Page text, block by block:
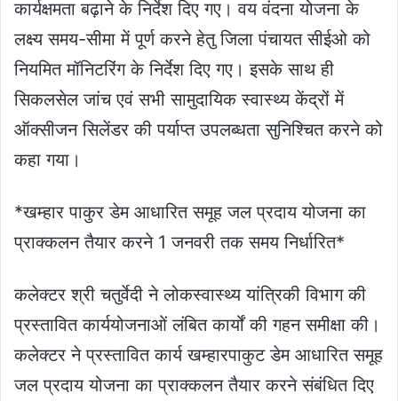
कार्यक्षमता बढ़ाने के निर्देश दिए गए। वय वंदना योजना के
लक्ष्य समय-सीमा में पूर्ण करने हेतु जिला पंचायत सीईओ को
नियमित मॉनिटरिंग के निर्देश दिए गए। इसके साथ ही
सिकलसेल जांच एवं सभी सामुदायिक स्वास्थ्य केंद्रों में
ऑक्सीजन सिलेंडर की पर्याप्त उपलब्धता सुनिश्चित करने को
कहा गया।
*खम्हार पाकुर डेम आधारित समूह जल प्रदाय योजना का
प्राक्कलन तैयार करने 1 जनवरी तक समय निर्धारित*
कलेक्टर श्री चतुर्वेदी ने लोकस्वास्थ्य यांत्रिकी विभाग की
प्रस्तावित कार्ययोजनाओं लंबित कार्यों की गहन समीक्षा की।
कलेक्टर ने प्रस्तावित कार्य खम्हारपाकुट डेम आधारित समूह
जल प्रदाय योजना का प्राक्कलन तैयार करने संबंधित दिए